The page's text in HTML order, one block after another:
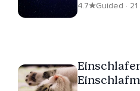
4.7 Guided · 21